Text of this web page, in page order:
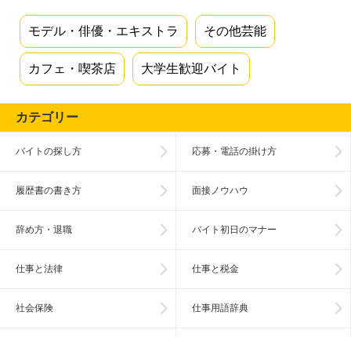
モデル・俳優・エキストラ その他芸能
カフェ・喫茶店 大学生歓迎バイト
カテゴリー
バイトの探し方 応募・電話の掛け方
履歴書の書き方 面接ノウハウ
辞め方・退職 バイト初日のマナー
仕事と法律 仕事と税金
社会保険 仕事用語辞典